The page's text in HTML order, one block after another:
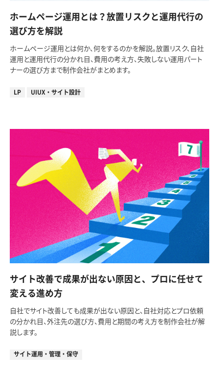
ホームページ運用とは？放置リスクと運用代行の
選び方を解説
ホームページ運用とは何か、何をするのかを解説。放置リスク、自社
運用と運用代行の分かれ目、費用の考え方、失敗しない運用パート
ナーの選び方まで制作会社がまとめます。
LP UIUX・サイト設計
サイト改善で成果が出ない原因と、プロに任せて
変える進め方
自社でサイト改善しても成果が出ない原因と、自社対応とプロ依頼
の分かれ目、外注先の選び方、費用と期間の考え方を制作会社が解
説します。
サイト運用・管理・保守